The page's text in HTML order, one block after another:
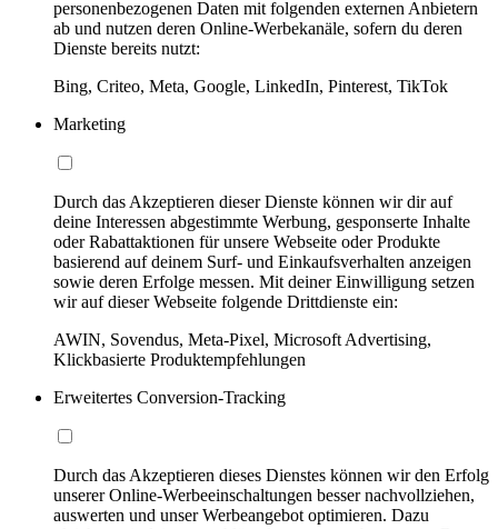
personenbezogenen Daten mit folgenden externen Anbietern
ab und nutzen deren Online-Werbekanäle, sofern du deren
Dienste bereits nutzt:
Bing, Criteo, Meta, Google, LinkedIn, Pinterest, TikTok
Marketing
Durch das Akzeptieren dieser Dienste können wir dir auf
deine Interessen abgestimmte Werbung, gesponserte Inhalte
oder Rabattaktionen für unsere Webseite oder Produkte
basierend auf deinem Surf- und Einkaufsverhalten anzeigen
sowie deren Erfolge messen. Mit deiner Einwilligung setzen
wir auf dieser Webseite folgende Drittdienste ein:
AWIN, Sovendus, Meta-Pixel, Microsoft Advertising,
Klickbasierte Produktempfehlungen
Erweitertes Conversion-Tracking
Durch das Akzeptieren dieses Dienstes können wir den Erfolg
unserer Online-Werbeeinschaltungen besser nachvollziehen,
auswerten und unser Werbeangebot optimieren. Dazu